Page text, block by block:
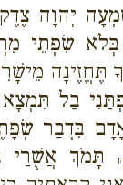
יְהוָה
בְּלֹא שִׂפְתֵי
תֶּחֱזֶינָה
בַל
בִּדְבַר
תָּמֹךְ אֲשֻׁרַי